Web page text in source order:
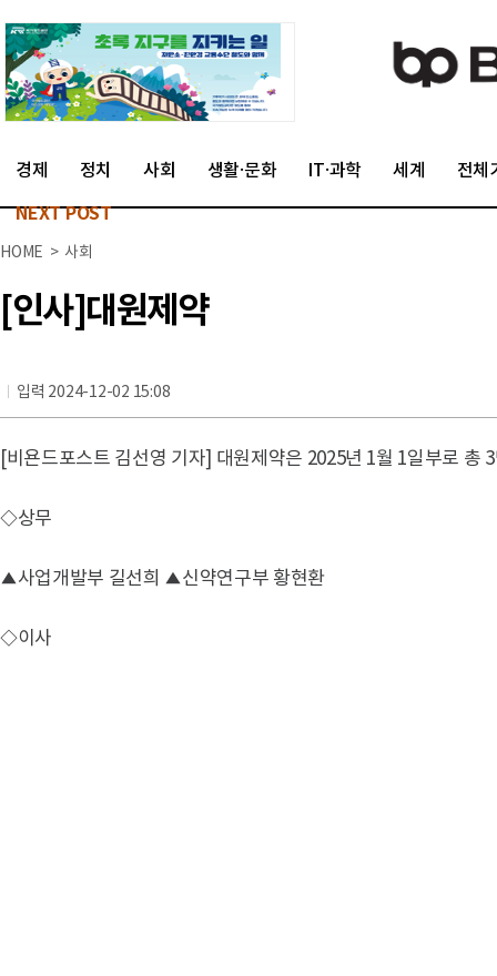
경제 정치 사회 생활·문화 IT·과학 세계 전체
NEXT POST
HOME > 사회
[인사]대원제약
입력 2024-12-02 15:08
[비욘드포스트 김선영 기자] 대원제약은 2025년 1월 1일부로 총
◇상무
▲사업개발부 길선희 ▲신약연구부 황현환
◇이사